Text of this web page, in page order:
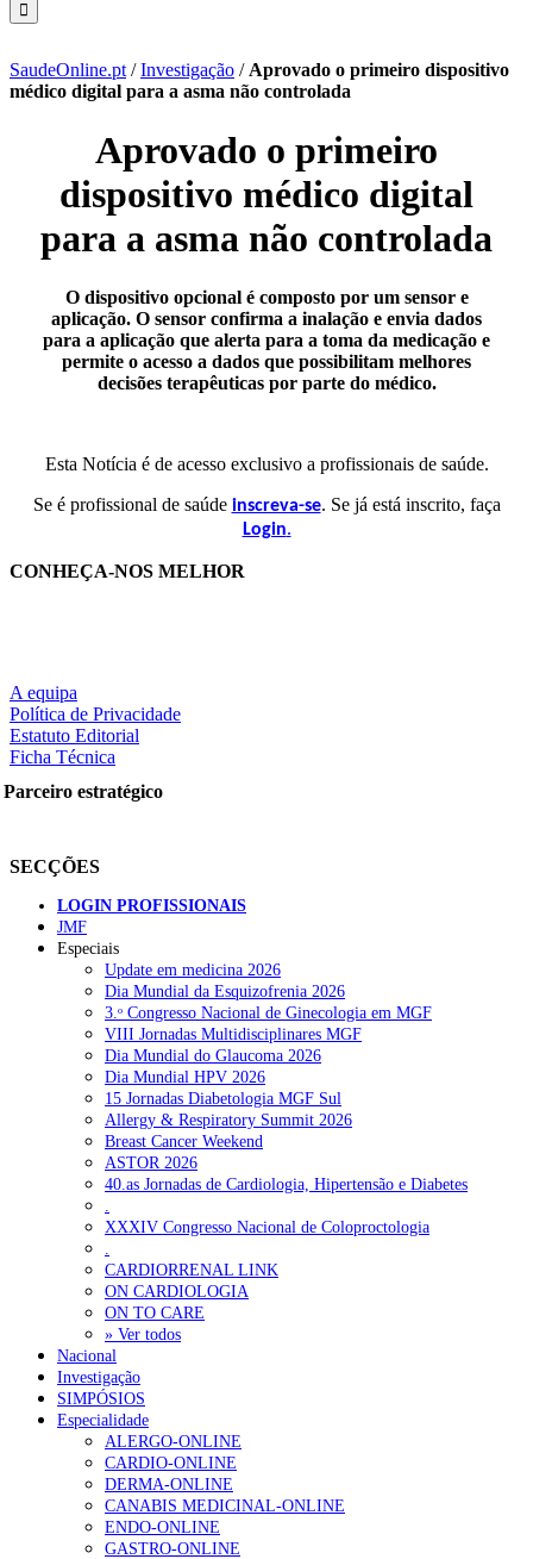
SaudeOnline.pt /Investigação / Aprovado o primeiro dispositivo
médico digital para a asma não controlada
Aprovado o primeiro
dispositivo médico digital
para a asma não controlada
O dispositivo opcional é composto por um sensor e
aplicação. O sensor confirma a inalação e envia dados
para a aplicação que alerta para a toma da medicação e
permite o acesso a dados que possibilitam melhores
decisões terapêuticas por parte do médico.
Esta Notícia é de acesso exclusivo a profissionais de saúde.
Se é profissional de saúde inscreva-se. Se já está inscrito, faça
Login.
CONHEÇA-NOS MELHOR
A equipa
Política de Privacidade
Estatuto Editorial
Ficha Técnica
Parceiro estratégico
SECÇÕES
LOGIN PROFISSIONAIS
JMF
Especiais
Update em medicina 2026
Dia Mundial da Esquizofrenia 2026
3.ᵒ Congresso Nacional de Ginecologia em MGF
VIII Jornadas Multidisciplinares MGF
Dia Mundial do Glaucoma 2026
Dia Mundial HPV 2026
15 Jornadas Diabetologia MGF Sul
Allergy & Respiratory Summit 2026
Breast Cancer Weekend
ASTOR 2026
40.as Jornadas de Cardiologia, Hipertensão e Diabetes
XXXIV Congresso Nacional de Coloproctologia
CARDIORRENAL LINK
ON CARDIOLOGIA
ON TO CARE
» Ver todos
Nacional
Investigação
SIMPÓSIOS
Especialidade
ALERGO-ONLINE
CARDIO-ONLINE
DERMA-ONLINE
CANABIS MEDICINAL-ONLINE
ENDO-ONLINE
GASTRO-ONLINE